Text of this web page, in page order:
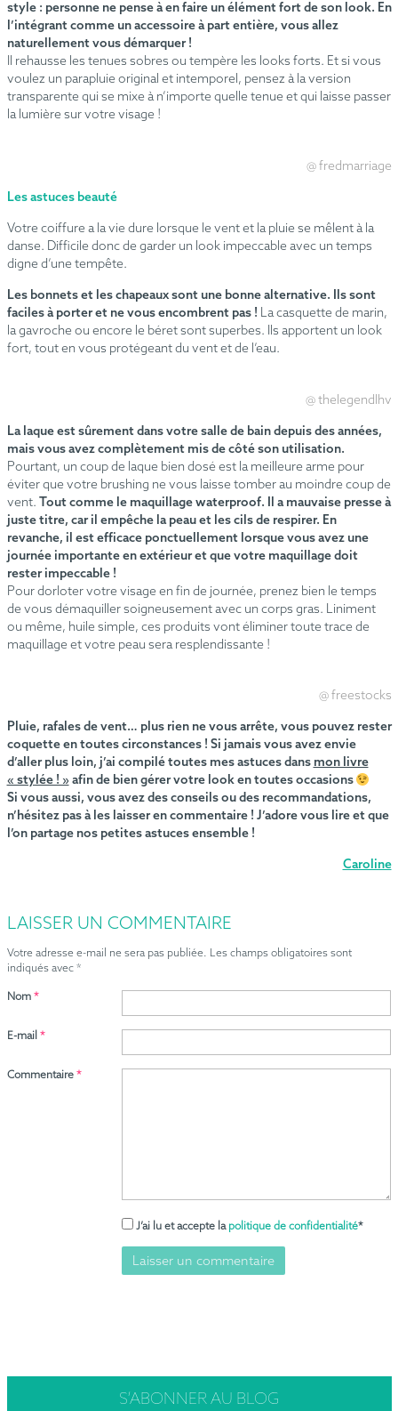
style : personne ne pense à en faire un élément fort de son look. En
l’intégrant comme un accessoire à part entière, vous allez
naturellement vous démarquer !
Il rehausse les tenues sobres ou tempère les looks forts. Et si vous
voulez un parapluie original et intemporel, pensez à la version
transparente qui se mixe à n’importe quelle tenue et qui laisse passer
la lumière sur votre visage !
@ fredmarriage
Les astuces beauté
Votre coiffure a la vie dure lorsque le vent et la pluie se mêlent à la
danse. Difficile donc de garder un look impeccable avec un temps
digne d’une tempête.
Les bonnets et les chapeaux sont une bonne alternative. Ils sont
faciles à porter et ne vous encombrent pas ! La casquette de marin,
la gavroche ou encore le béret sont superbes. Ils apportent un look
fort, tout en vous protégeant du vent et de l’eau.
@ thelegendlhv
La laque est sûrement dans votre salle de bain depuis des années,
mais vous avez complètement mis de côté son utilisation.
Pourtant, un coup de laque bien dosé est la meilleure arme pour
éviter que votre brushing ne vous laisse tomber au moindre coup de
vent. Tout comme le maquillage waterproof. Il a mauvaise presse à
juste titre, car il empêche la peau et les cils de respirer. En
revanche, il est efficace ponctuellement lorsque vous avez une
journée importante en extérieur et que votre maquillage doit
rester impeccable !
Pour dorloter votre visage en fin de journée, prenez bien le temps
de vous démaquiller soigneusement avec un corps gras. Liniment
ou même, huile simple, ces produits vont éliminer toute trace de
maquillage et votre peau sera resplendissante !
@ freestocks
Pluie, rafales de vent… plus rien ne vous arrête, vous pouvez rester
coquette en toutes circonstances ! Si jamais vous avez envie
d’aller plus loin, j’ai compilé toutes mes astuces dans mon livre
« stylée ! »afin de bien gérer votre look en toutes occasions
Si vous aussi, vous avez des conseils ou des recommandations,
n’hésitez pas à les laisser en commentaire ! J’adore vous lire et que
l’on partage nos petites astuces ensemble !
Caroline
LAISSER UN COMMENTAIRE
Votre adresse e-mail ne sera pas publiée. Les champs obligatoires sont
indiqués avec *
Commentaire *
J’ai lu et accepte la politique de confidentialité*
Nom *
E-mail *
S’ABONNERAU BLOG